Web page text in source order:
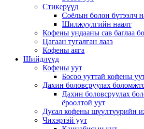
Стикерүүд
Соёлын болон бүтээлч
Шилжүүлгийн наалт
Кофены ундааны сав баглаа
Цагаан тугалган лааз
Кофены аяга
Шийдлүүд
Кофены уут
Босоо ууттай кофены
Дахин боловсруулах
Дахин боловсруулах
ёроолтой уут
Дусал кофены шүүлтүүрийн
Чихэртэй уут